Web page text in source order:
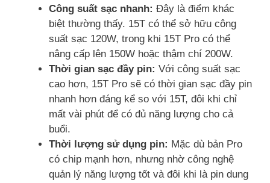
Công suất sạc nhanh: Đây là điểm khác
biệt thường thấy. 15T có thể sở hữu công
suất sạc 120W, trong khi 15T Pro có thể
nâng cấp lên 150W hoặc thậm chí 200W.
Thời gian sạc đầy pin: Với công suất sạc
cao hơn, 15T Pro sẽ có thời gian sạc đầy pin
nhanh hơn đáng kể so với 15T, đôi khi chỉ
mất vài phút để có đủ năng lượng cho cả
buổi.
Thời lượng sử dụng pin: Mặc dù bản Pro
có chip mạnh hơn, nhưng nhờ công nghệ
quản lý năng lượng tốt và đôi khi là pin dung